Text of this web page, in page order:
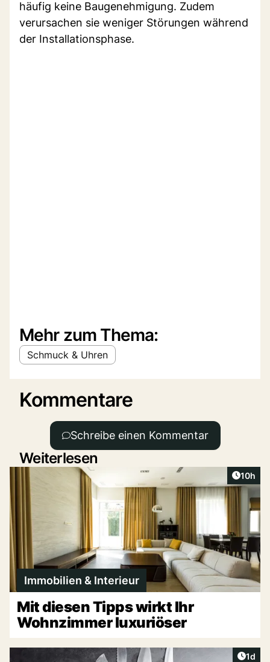
häufig keine Baugenehmigung. Zudem
verursachen sie weniger Störungen während
der Installationsphase.
Mehr zum Thema:
Schmuck & Uhren
Kommentare
Schreibe einen Kommentar
Weiterlesen
Artikel
10h
Immobilien & Interieur
Mit diesen Tipps wirkt Ihr
Wohnzimmer luxuriöser
1d